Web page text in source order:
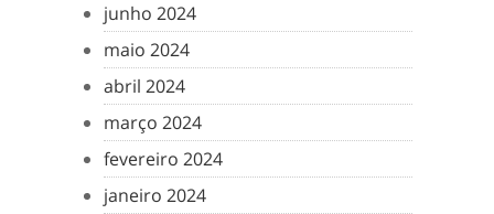
junho 2024
maio 2024
abril 2024
março 2024
fevereiro 2024
janeiro 2024